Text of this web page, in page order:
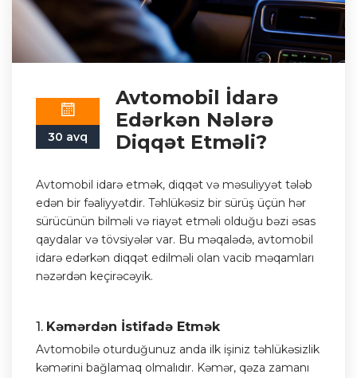
30 avq
Avtomobil İdarə
Edərkən Nələrə
Diqqət Etməli?
Avtomobil idarə etmək, diqqət və məsuliyyət tələb
edən bir fəaliyyətdir. Təhlükəsiz bir sürüş üçün hər
sürücünün bilməli və riayət etməli olduğu bəzi əsas
qaydalar və tövsiyələr var. Bu məqalədə, avtomobil
idarə edərkən diqqət edilməli olan vacib məqamları
nəzərdən keçirəcəyik.
1. Kəmərdən İstifadə Etmək
Avtomobilə oturduğunuz anda ilk işiniz təhlükəsizlik
kəmərini bağlamaq olmalıdır. Kəmər, qəza zamanı